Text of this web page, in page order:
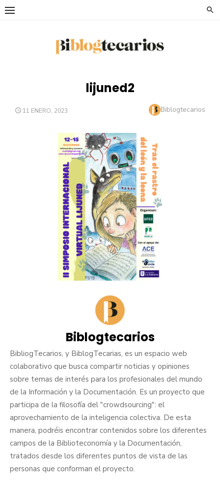
Saltar
lijuned2
PUBLICADO
11 ENERO, 2023 Autor
Biblogtecarios
Biblogtecarios
BibliogTecarios, y BiblogTecarias, es un espacio web
colaborativo que busca compartir noticias y opiniones
sobre temas de interés para los profesionales del mundo
de la Información y la Documentación. Es un proyecto que
participa de la filosofía del "crowdsourcing": el
aprovechamiento de la inteligencia colectiva. De esta
manera, podréis encontrar contenidos sobre los diferentes
campos de la Biblioteconomía y la Documentación,
tratados desde los diferentes puntos de vista de las
personas que conforman el proyecto.